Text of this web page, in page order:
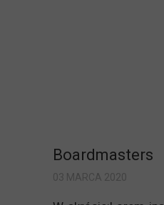
Boardmasters
03 MARCA 2020